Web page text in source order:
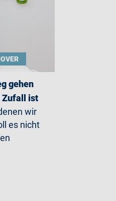
gehen
Zufall ist
wir
es nicht